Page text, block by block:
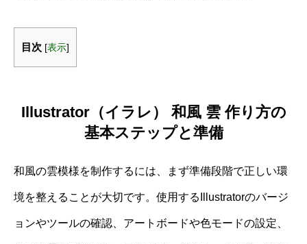
目次 [表示]
Illustrator（イラレ） 和風 雲 作り方の
基本ステップと準備
和風の雲模様を制作するには、まず準備段階で正しい環
境を整えることが大切です。使用するIllustratorのバージ
ョンやツールの確認、アートボードや色モードの設定、